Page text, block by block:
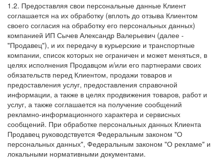
1.2. Предоставляя свои персональные данные Клиент
соглашается на их обработку (вплоть до отзыва Клиентом
своего согласия на обработку его персональных данных)
компанией ИП Сычев Александр Валерьевич (далее -
"Продавец"), и их передачу в курьерские и транспортные
компании, список которых не ограничен и может меняться, в
целях исполнения Продавцом и/или его партнерами своих
обязательств перед Клиентом, продажи товаров и
предоставления услуг, предоставления справочной
информации, а также в целях продвижения товаров, работ и
услуг, а также соглашается на получение сообщений
рекламно-информационного характера и сервисных
сообщений. При обработке персональных данных Клиента
Продавец руководствуется Федеральным законом "О
персональных данных", Федеральным законом "О рекламе" и
локальными нормативными документами.